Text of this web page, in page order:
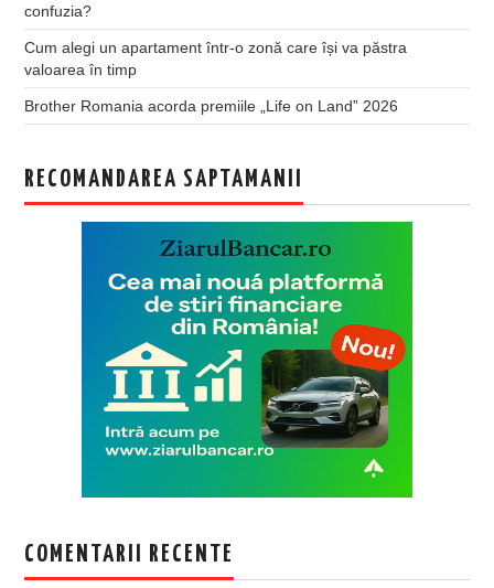
confuzia?
Cum alegi un apartament într-o zonă care își va păstra
valoarea în timp
Brother Romania acorda premiile „Life on Land” 2026
RECOMANDAREA SAPTAMANII
COMENTARII RECENTE